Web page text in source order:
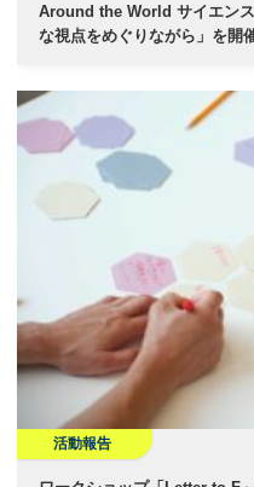
Around the World サイエン
な視点をめぐりながら」を開
活動報告